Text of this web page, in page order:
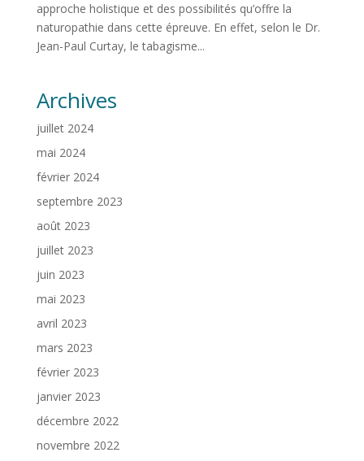
approche holistique et des possibilités qu’offre la
naturopathie dans cette épreuve. En effet, selon le Dr.
Jean-Paul Curtay, le tabagisme...
Archives
juillet 2024
mai 2024
février 2024
septembre 2023
août 2023
juillet 2023
juin 2023
mai 2023
avril 2023
mars 2023
février 2023
janvier 2023
décembre 2022
novembre 2022